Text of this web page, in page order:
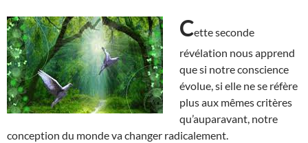
Cette seconde
révélation nous apprend
que si notre conscience
évolue, si elle ne se réfère
plus aux mêmes critères
qu’auparavant, notre
conception du monde va changer radicalement.